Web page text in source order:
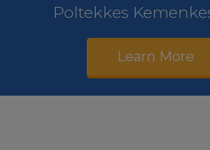
Poltekkes
Learn More